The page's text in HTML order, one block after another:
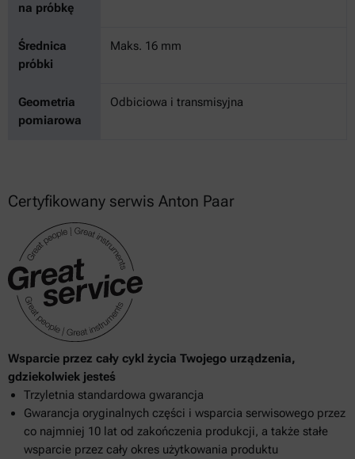
na próbkę
Średnica
próbki
Maks. 16 mm
Geometria
pomiarowa
Odbiciowa i transmisyjna
Certyfikowany serwis Anton Paar
Wsparcie przez cały cykl życia Twojego urządzenia,
gdziekolwiek jesteś
Trzyletnia standardowa gwarancja
Gwarancja oryginalnych części i wsparcia serwisowego przez
co najmniej 10 lat od zakończenia produkcji, a także stałe
wsparcie przez cały okres użytkowania produktu